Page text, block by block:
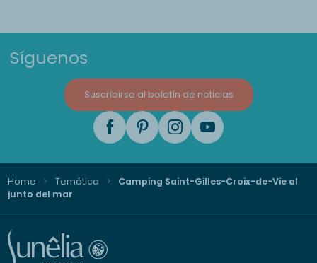
Síguenos
Suscribirse al boletín de noticias
Home Temática
Camping Saint-Gilles-Croix-de-Vie al
junto del mar